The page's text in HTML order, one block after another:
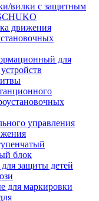
вилки с защитным
движения
для
управления
блок
защиты детей
для маркировки